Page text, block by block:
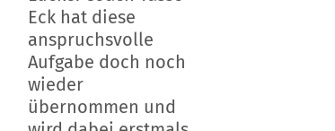
Eck hat diese
anspruchsvolle
Aufgabe doch noch
wieder
übernommen und